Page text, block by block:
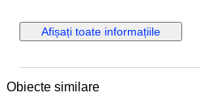
overwhelming the architectural form. Its
proportions make it a confident
Carat Weight: 1.80 carats, 12 stones Weight: 23.0 grams Size: EU 63 / US
Worldwide, Estimated 2 to 3 Business
Afișați toate informațiile
Obiecte similare